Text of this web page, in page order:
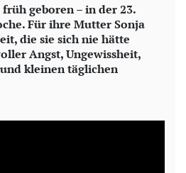
geboren – in der 23.
Für ihre Mutter Sonja
die sie sich nie hätte
Angst, Ungewissheit,
kleinen täglichen